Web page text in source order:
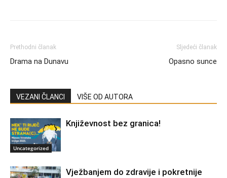
Prethodni članak
Drama na Dunavu
Sljedeći članak
Opasno sunce
VEZANI ČLANCI VIŠE OD AUTORA
Uncategorized
Književnost bez granica!
Vježbanjem do zdravije i pokretnije